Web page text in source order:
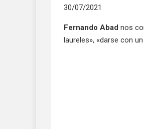
30/07/2021
Fernando Abad nos
laureles», «darse con